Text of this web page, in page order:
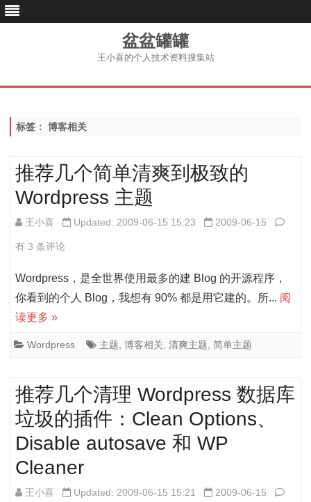
盆盆罐罐
王小喜的个人技术资料搜集站
跳
标签： 博客相关
推荐几个简单清爽到极致的
Wordpress 主题
王小喜 Updated: 2009-06-15 15:23 2009-06-15 推
个
爽
的
有 3 条评论
Wordpress，是全世界使用最多的建 Blog 的开源程序，
你看到的个人 Blog，我想有 90% 都是用它建的。所... 阅
读更多 »
Wordpress 主题 博客相关 清爽主题 简单主题
推荐几个清理 Wordpress 数据库
垃圾的插件：Clean Options、
Disable autosave 和 WP
Cleaner
王小喜 Updated: 2009-06-15 15:21 2009-06-15 推